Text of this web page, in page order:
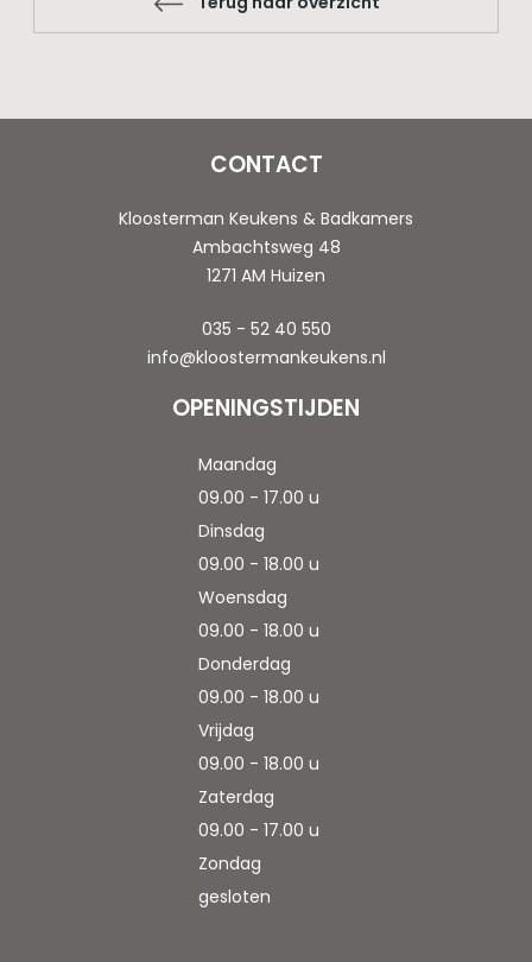
CONTACT
Kloosterman Keukens & Badkamers
Ambachtsweg 48
1271 AM Huizen
035 - 52 40 550
info@kloostermankeukens.nl
OPENINGSTIJDEN
Maandag
09.00 - 17.00 u
Dinsdag
09.00 - 18.00 u
Woensdag
09.00 - 18.00 u
Donderdag
09.00 - 18.00 u
Vrijdag
09.00 - 18.00 u
Zaterdag
09.00 - 17.00 u
Zondag
gesloten